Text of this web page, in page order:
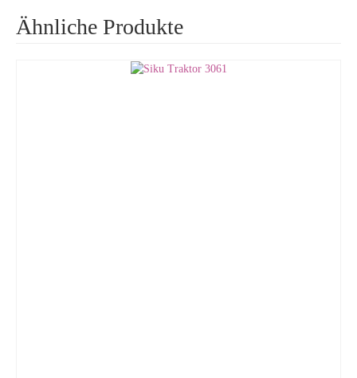
Ähnliche Produkte